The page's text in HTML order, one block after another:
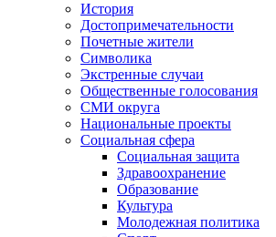
История
Достопримечательности
Почетные жители
Символика
Экстренные случаи
Общественные голосования
СМИ округа
Национальные проекты
Социальная сфера
Социальная защита
Здравоохранение
Образование
Культура
Молодежная политика